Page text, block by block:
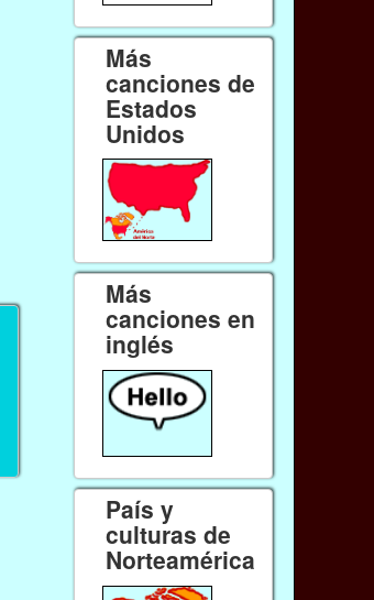
Más
canciones de
Estados
Unidos
Más
canciones en
inglés
País y
culturas de
Norteamérica